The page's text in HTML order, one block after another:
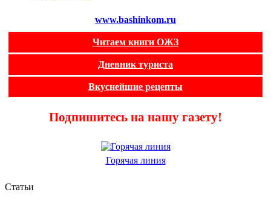
www.bashinkom.ru
Читаем книги ОЖЗ
Дневник туриста
Вкуснейшие рецепты
Подпишитесь на нашу газету!
Горячая линия
Статьи